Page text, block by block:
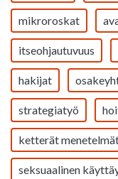
mikroroskat
itseohjautuvuus
hakijat
strategiatyö
ketterät
seksuaalinen